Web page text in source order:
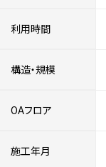
利用時間
構造・規模
OAフロア
施工年月